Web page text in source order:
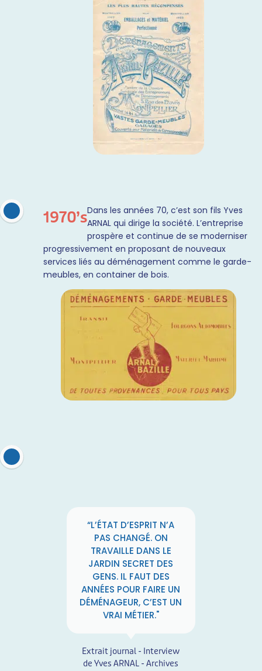
1970’sDans les années 70, c’est son fils Yves
ARNAL qui dirige la société. L’entreprise
prospère et continue de se moderniser
progressivement en proposant de nouveaux
services liés au déménagement comme le garde-
meubles, en container de bois.
“L’ÉTAT D’ESPRIT N’A
PAS CHANGÉ. ON
TRAVAILLE DANS LE
JARDIN SECRET DES
GENS. IL FAUT DES
ANNÉES POUR FAIRE UN
DÉMÉNAGEUR, C’EST UN
VRAI MÉTIER."
Extrait journal - Interview
de Yves ARNAL - Archives